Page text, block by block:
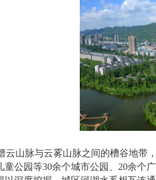
云山脉与云雾山脉之间的槽谷地带
童公园等30余个城市公园、20余个